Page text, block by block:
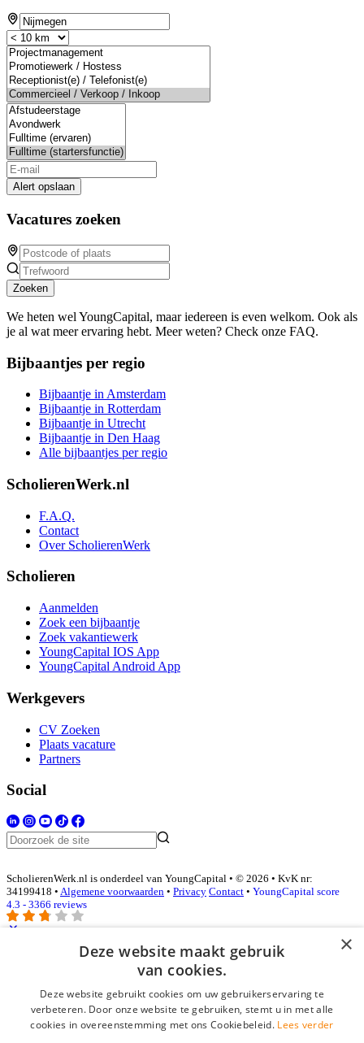
Alert opslaan
Vacatures zoeken
Zoeken
We heten wel YoungCapital, maar iedereen is even welkom. Ook als
je al wat meer ervaring hebt. Meer weten? Check onze FAQ.
Bijbaantjes per regio
Bijbaantje in Amsterdam
Bijbaantje in Rotterdam
Bijbaantje in Utrecht
Bijbaantje in Den Haag
Alle bijbaantjes per regio
ScholierenWerk.nl
F.A.Q.
Contact
Over ScholierenWerk
Scholieren
Aanmelden
Zoek een bijbaantje
Zoek vakantiewerk
YoungCapital IOS App
YoungCapital Android App
Werkgevers
CV Zoeken
Plaats vacature
Partners
Social
ScholierenWerk.nl is onderdeel van YoungCapital • © 2026 • KvK nr:
34199418 • Algemene voorwaarden • Privacy Contact • YoungCapital score
4.3 - 3366 reviews
Inloggen als bedrijf
E-mail*
Wachtwoord
×
Deze website maakt gebruik
van cookies.
Deze website gebruikt cookies om uw gebruikerservaring te
verbeteren. Door onze website te gebruiken, stemt u in met alle
cookies in overeenstemming met ons Cookiebeleid. Lees verder